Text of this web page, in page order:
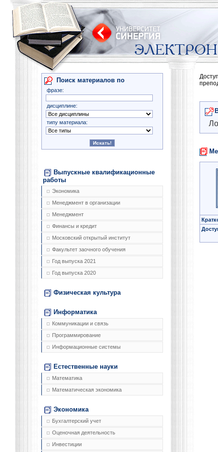
Поиск материалов по
фразе:
дисциплине:
типу материала:
Выпускные квалификационные
работы
Экономика
Менеджмент в организации
Менеджмент
Финансы и кредит
Московский открытый институт
Факультет заочного обучения
Год выпуска 2021
Год выпуска 2020
Физическая культура
Информатика
Коммуникации и связь
Программирование
Информационные системы
Естественные науки
Математика
Математическая экономика
Экономика
Бухгалтерский учет
Оценочная деятельность
Инвестиции